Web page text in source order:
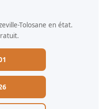
Tolosane en état.